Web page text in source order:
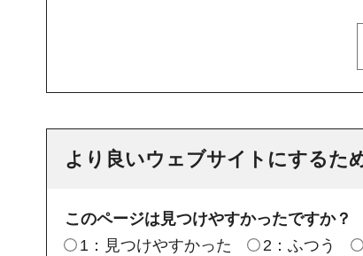
より良いウェブサイトにするた
このページは見つけやすかったですか？
1：見つけやすかった
2：ふつう